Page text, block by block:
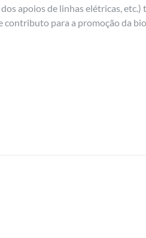
apoios de linhas elétricas,
para a promoção da